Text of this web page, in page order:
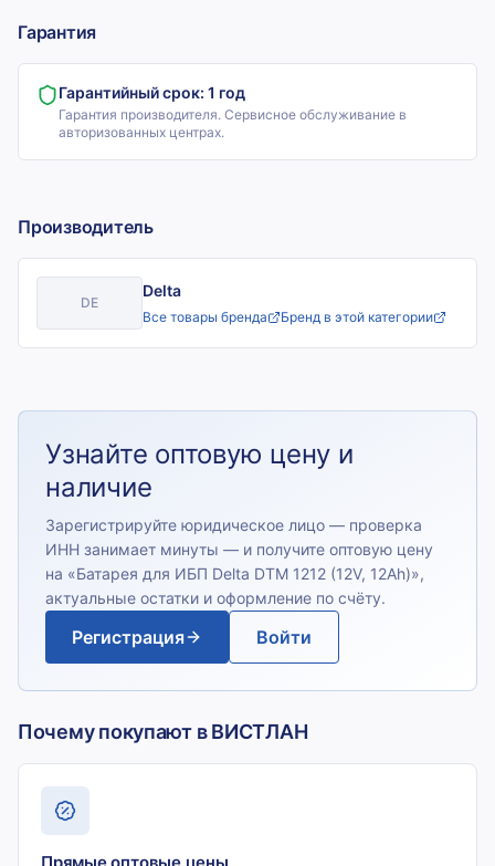
Гарантия
Гарантийный срок: 1 год
Гарантия производителя. Сервисное обслуживание в
авторизованных центрах.
Производитель
DE
Delta
Все товары бренда Бренд в этой категории
Узнайте оптовую цену и
наличие
Зарегистрируйте юридическое лицо — проверка
ИНН занимает минуты — и получите оптовую цену
на «Батарея для ИБП Delta DTM 1212 (12V, 12Ah)»,
актуальные остатки и оформление по счёту.
Регистрация Войти
Почему покупают в ВИСТЛАН